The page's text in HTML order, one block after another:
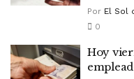
Por El Sol
0
Hoy